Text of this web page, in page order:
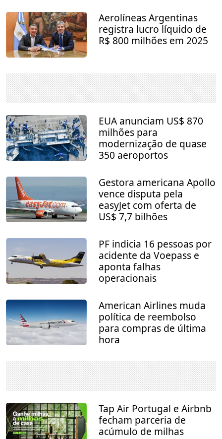
Aerolíneas Argentinas
registra lucro líquido de
R$ 800 milhões em 2025
EUA anunciam US$ 870
milhões para
modernização de quase
350 aeroportos
Gestora americana Apollo
vence disputa pela
easyJet com oferta de
US$ 7,7 bilhões
PF indicia 16 pessoas por
acidente da Voepass e
aponta falhas
operacionais
American Airlines muda
política de reembolso
para compras de última
hora
Tap Air Portugal e Airbnb
fecham parceria de
acúmulo de milhas